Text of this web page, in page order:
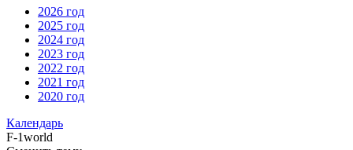
2026 год
2025 год
2024 год
2023 год
2022 год
2021 год
2020 год
Календарь
F-1world